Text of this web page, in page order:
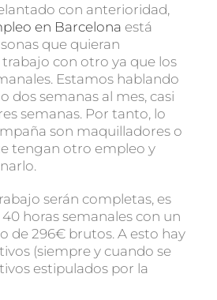
con anterioridad,
en Barcelona está
que quieran
con otro ya que los
Estamos hablando
dos semanas al mes, casi
semanas. Por tanto, lo
son maquilladores o
tengan otro empleo y
serán completas, es
horas semanales con un
de 296€ brutos. A esto hay
(siempre y cuando se
estipulados por la